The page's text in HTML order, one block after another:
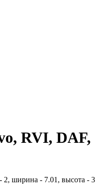
RVI, DAF,
2, ширина - 7.01, высота - 3